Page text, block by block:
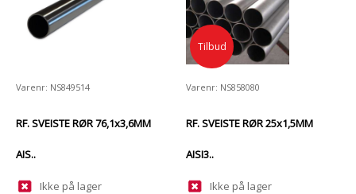
Varenr: NS849514
RF. SVEISTE RØR 76,1x3,6MM
AIS..
Ikke på lager
Tilbud
Varenr: NS858080
RF. SVEISTE RØR 25x1,5MM
AISI3..
Ikke på lager